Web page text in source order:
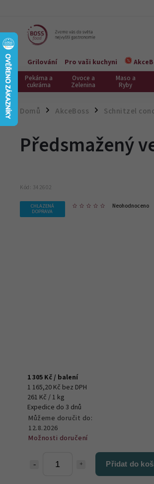
Grilování Pro vaši kuchyni
Pekárna a
cukrárna
Ovoce a
Zelenina
Maso a
Ryby
Domů / AkceBoss / Schnitzel
Předsmažený
Kód: 342602
CHLAZENÁ
DOPRAVA
Neohodnoceno
1 305 Kč/ balení
1 165,20 Kč bez DPH
261 Kč / 1 kg
Expedice do 3 dnů
Můžeme doručit do:
12.8.2026
Možnosti doručení
Přidat do